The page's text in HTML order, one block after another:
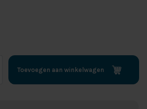
Toevoegen aan winkelwagen